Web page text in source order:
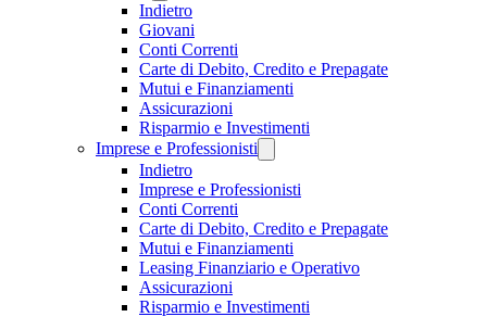
Indietro
Giovani
Conti Correnti
Carte di Debito, Credito e Prepagate
Mutui e Finanziamenti
Assicurazioni
Risparmio e Investimenti
Imprese e Professionisti
Indietro
Imprese e Professionisti
Conti Correnti
Carte di Debito, Credito e Prepagate
Mutui e Finanziamenti
Leasing Finanziario e Operativo
Assicurazioni
Risparmio e Investimenti